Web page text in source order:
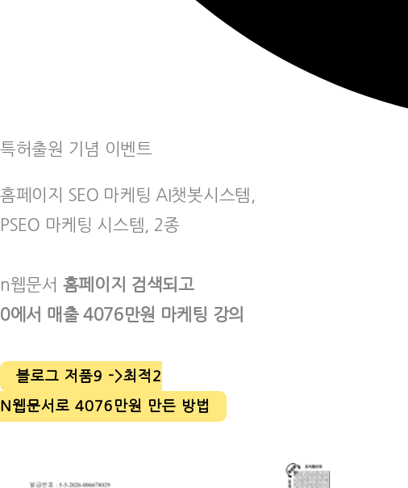
특허출원 기념 이벤트
홈페이지 SEO 마케팅 AI챗봇시스템,
PSEO 마케팅 시스템, 2종
n웹문서 홈페이지 검색되고
0에서 매출 4076만원 마케팅 강의
블로그 저품9 ->최적2
N웹문서로 4076만원 만든 방법